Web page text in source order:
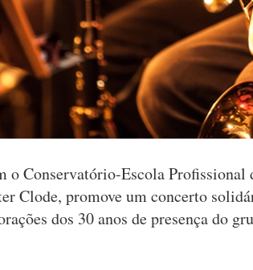
o Conservatório-Escola Profissional
Clode, promove um concerto
dos 30 anos de presença do